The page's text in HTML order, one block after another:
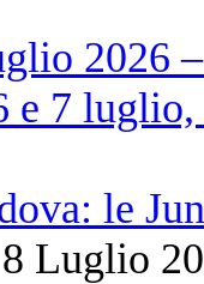
le
Luglio